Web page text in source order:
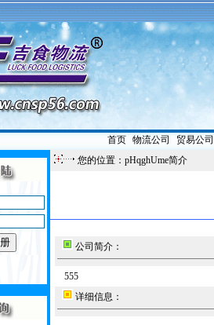
首页| 物流公司 贸易公司
您的位置：pHqghUme简介
公司简介：
555
详细信息：